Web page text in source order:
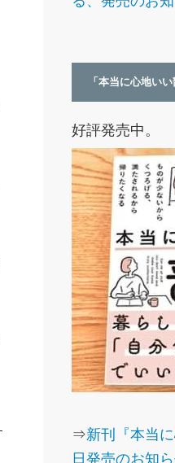
「本当に心地いい
好評発売中。
⇒新刊『本当
日発売のお知